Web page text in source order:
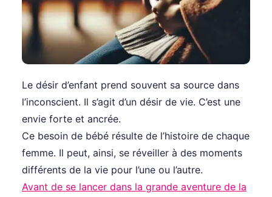
Le désir d’enfant prend souvent sa source dans
l’inconscient. Il s’agit d’un désir de vie. C’est une
envie forte et ancrée.
Ce besoin de bébé résulte de l’histoire de chaque
femme. Il peut, ainsi, se réveiller à des moments
différents de la vie pour l’une ou l’autre.
Avant de se lancer dans la grande aventure de la